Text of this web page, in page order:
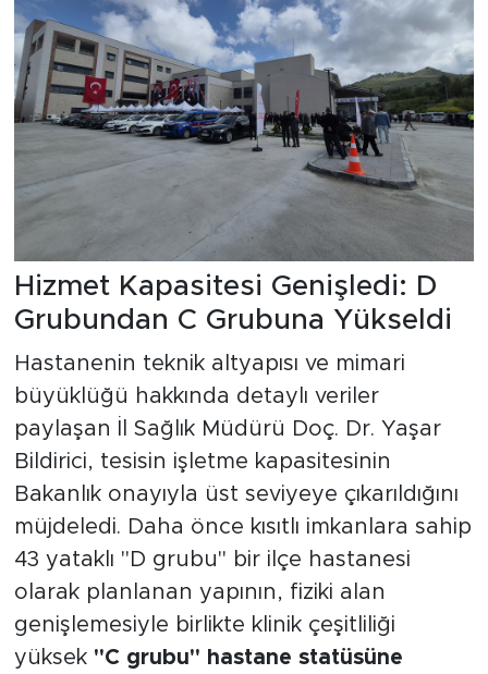
Hizmet Kapasitesi Genişledi: D
Grubundan C Grubuna Yükseldi
Hastanenin teknik altyapısı ve mimari
büyüklüğü hakkında detaylı veriler
paylaşan İl Sağlık Müdürü Doç. Dr. Yaşar
Bildirici, tesisin işletme kapasitesinin
Bakanlık onayıyla üst seviyeye çıkarıldığını
müjdeledi. Daha önce kısıtlı imkanlara sahip
43 yataklı "D grubu" bir ilçe hastanesi
olarak planlanan yapının, fiziki alan
genişlemesiyle birlikte klinik çeşitliliği
yüksek "C grubu" hastane statüsüne